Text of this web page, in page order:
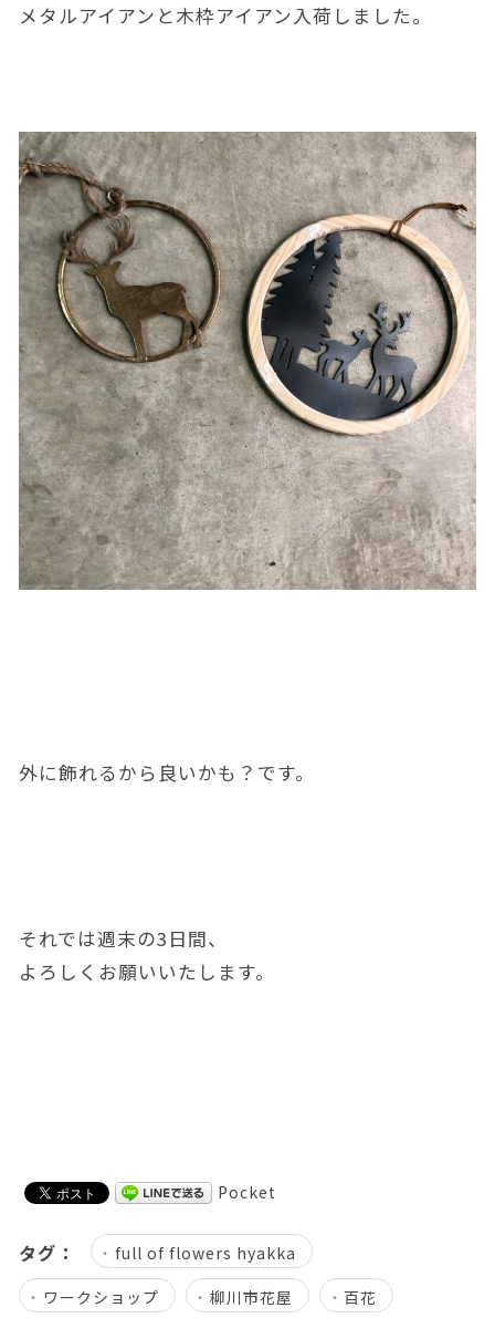
メタルアイアンと木枠アイアン入荷しました。
外に飾れるから良いかも？です。
それでは週末の3日間、
よろしくお願いいたします。
Pocket
タグ：
full of flowers hyakka
ワークショップ
柳川市花屋 百花